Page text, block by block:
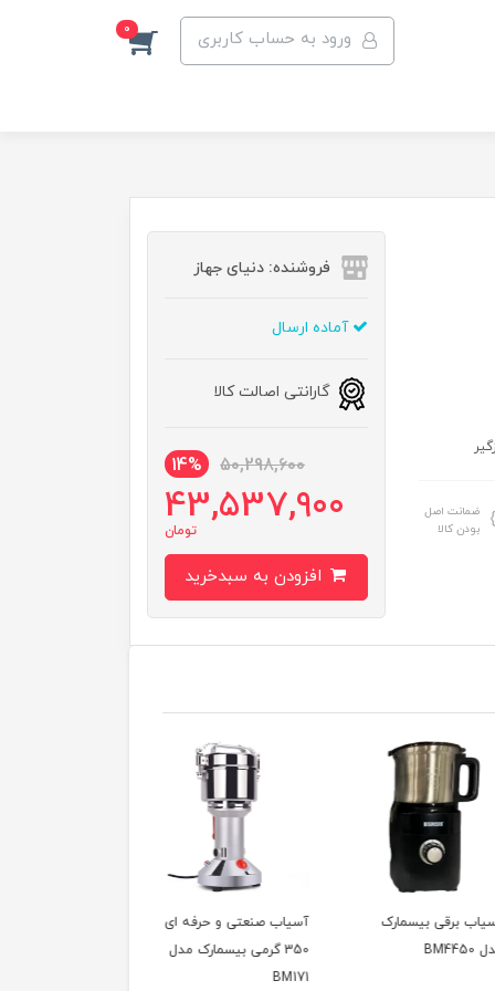
ورود به حساب کاربری 0
ضمانت اصل
بودن کالا
فروشنده: دنیای جهاز
آماده ارسال
گارانتی اصالت کالا
50,298,600
14%
43,537,900
تومان
برقی بیسمارک
آسیاب صنعتی و حرفه ای
350 گرمی بیسمارک مدل
BM171